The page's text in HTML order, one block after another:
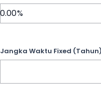
Jangka Waktu Fixed (Tahun)